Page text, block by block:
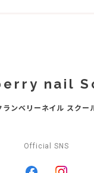
nail
ランベリーネイル スクー
Official SNS